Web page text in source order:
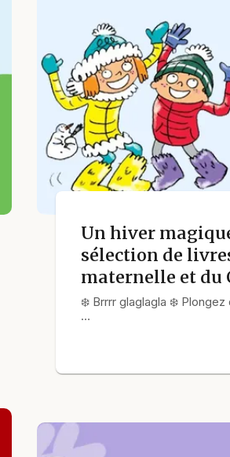
Un hiver
sélection de
maternelle et du
❄️ Brrrr glaglagla ❄️
…